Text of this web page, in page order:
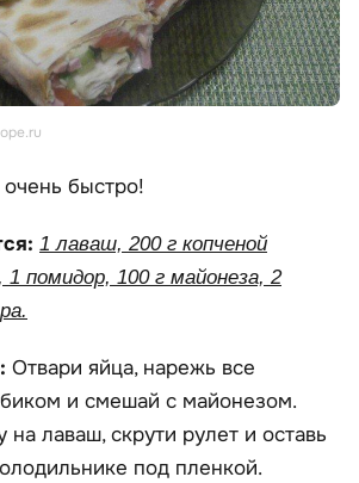
быстро!
1 лаваш, 200 г копченой
помидор, 100 г майонеза, 2
Отвари яйца, нарежь все
и смешай с майонезом.
лаваш, скрути рулет и оставь
под пленкой.